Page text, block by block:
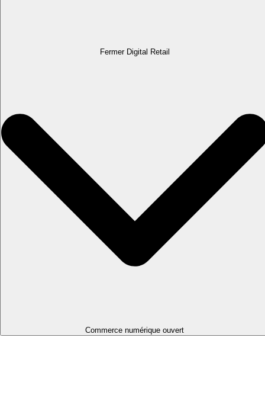
Fermer Digital Retail
Commerce numérique ouvert